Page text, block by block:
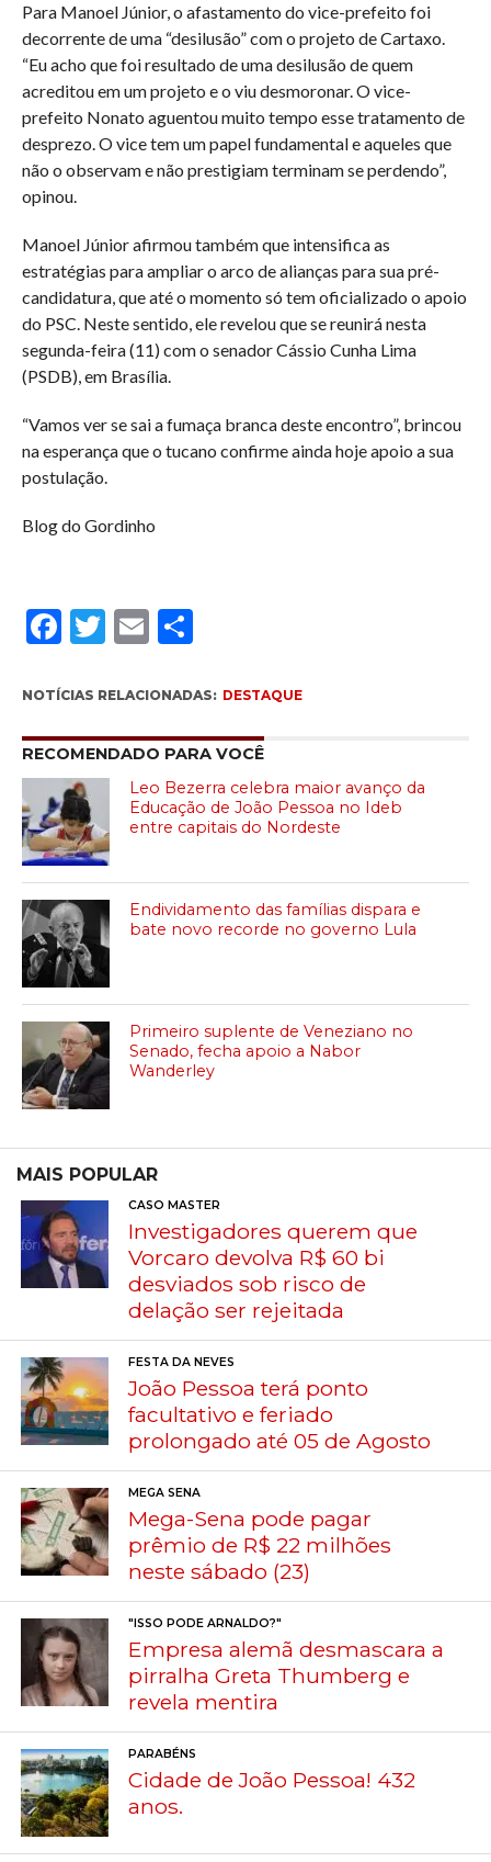
Para Manoel Júnior, o afastamento do vice-prefeito foi
decorrente de uma “desilusão” com o projeto de Cartaxo.
“Eu acho que foi resultado de uma desilusão de quem
acreditou em um projeto e o viu desmoronar. O vice-
prefeito Nonato aguentou muito tempo esse tratamento de
desprezo. O vice tem um papel fundamental e aqueles que
não o observam e não prestigiam terminam se perdendo”,
opinou.
Manoel Júnior afirmou também que intensifica as
estratégias para ampliar o arco de alianças para sua pré-
candidatura, que até o momento só tem oficializado o apoio
do PSC. Neste sentido, ele revelou que se reunirá nesta
segunda-feira (11) com o senador Cássio Cunha Lima
(PSDB), em Brasília.
“Vamos ver se sai a fumaça branca deste encontro”, brincou
na esperança que o tucano confirme ainda hoje apoio a sua
postulação.
Blog do Gordinho
Facebook
Twitter
EmailCompartilhar
NOTÍCIAS RELACIONADAS: DESTAQUE
RECOMENDADO PARA VOCÊ
Leo Bezerra celebra maior avanço da
Educação de João Pessoa no Ideb
entre capitais do Nordeste
Endividamento das famílias dispara e
bate novo recorde no governo Lula
Primeiro suplente de Veneziano no
Senado, fecha apoio a Nabor
Wanderley
MAIS POPULAR
CASO MASTER
Investigadores querem que
Vorcaro devolva R$ 60 bi
desviados sob risco de
delação ser rejeitada
FESTA DA NEVES
João Pessoa terá ponto
facultativo e feriado
prolongado até 05 de Agosto
MEGA SENA
Mega-Sena pode pagar
prêmio de R$ 22 milhões
neste sábado (23)
"ISSO PODE ARNALDO?"
Empresa alemã desmascara a
pirralha Greta Thumberg e
revela mentira
PARABÉNS
Cidade de João Pessoa! 432
anos.